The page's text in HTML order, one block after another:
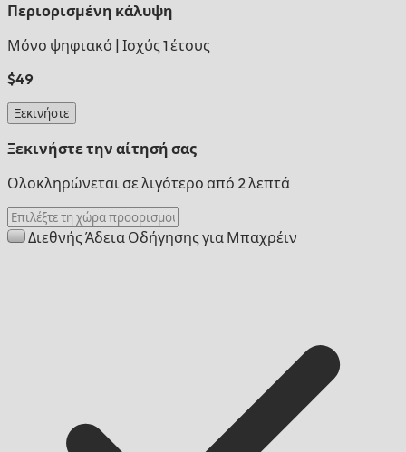
Περιορισμένη κάλυψη
Μόνο ψηφιακό Ισχύς 1 έτους
$49
Ξεκινήστε
Ξεκινήστε την αίτησή σας
Ολοκληρώνεται σε λιγότερο από 2 λεπτά
Διεθνής Άδεια Οδήγησης για Μπαχρέιν